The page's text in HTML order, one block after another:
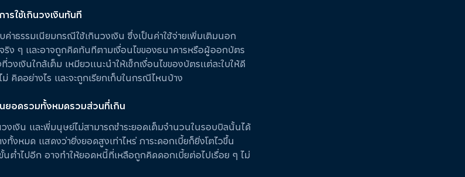
รใช้เกินวงเงินทันที
ค่าธรรมเนียมกรณีใช้เกินวงเงิน ซึ่งเป็นค่าใช้จ่ายเพิ่มเติมนอก
ง ๆ และอาจถูกคิดทันทีตามเงื่อนไขของธนาคารหรือผู้ออกบัตร
งเงินใกล้เต็ม เหมียวแนะนำให้เช็กเงื่อนไขของบัตรแต่ละใบให้ดี
คิดอย่างไร และจะถูกเรียกเก็บในกรณีไหนบ้าง
ยอดรวมทั้งหมดรวมส่วนที่เกิน
งเงิน และพี่มนุษย์ไม่สามารถชำระยอดเต็มจำนวนในรอบบิลนั้นได้
งหมด แสดงว่ายิ่งยอดสูงเท่าไหร่ ภาระดอกเบี้ยก็ยิ่งโตไวขึ้น
ต่ำไปอีก อาจทำให้ยอดหนี้ที่เหลือถูกคิดดอกเบี้ยต่อไปเรื่อย ๆ ไม่